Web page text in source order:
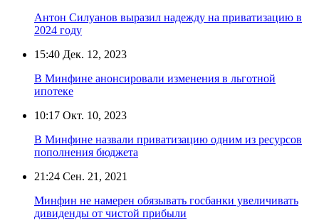
Антон Силуанов выразил надежду на приватизацию в
2024 году
15:40 Дек. 12, 2023
В Минфине анонсировали изменения в льготной
ипотеке
10:17 Окт. 10, 2023
В Минфине назвали приватизацию одним из ресурсов
пополнения бюджета
21:24 Сен. 21, 2021
Минфин не намерен обязывать госбанки увеличивать
дивиденды от чистой прибыли